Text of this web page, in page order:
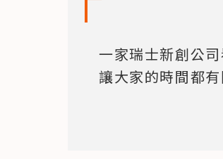
一家瑞士新創公
讓大家的時間都有